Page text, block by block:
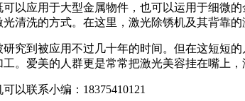
以应用于大型金属物件，也可以运用于细微
清洗的方式。在这里，激光除锈机及其背靠
究到被应用不过几十年的时间。但在这短短
。爱美的人群更是常常把激光美容挂在嘴上，
以联系小编：18375410121